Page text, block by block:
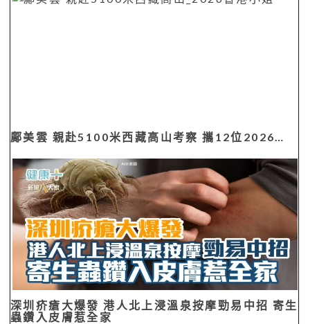
鄺美雲 親赴5100米西藏高山考察 攜12位2026…
深圳疥瘡大爆發 港人北上浸溫泉按摩勁易中招 寄生
蟲鑽入皮膚惹全家